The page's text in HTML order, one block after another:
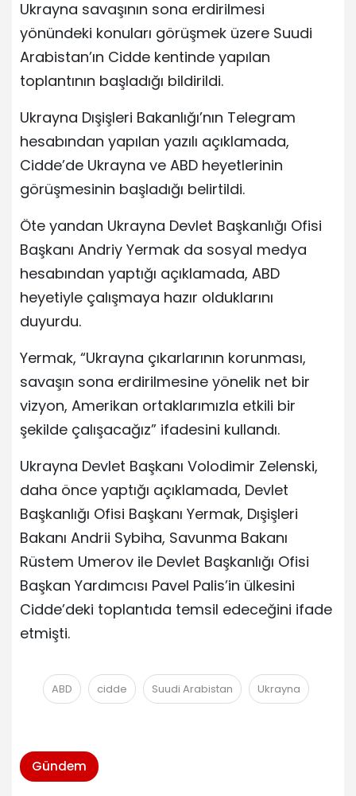
Ukrayna savaşının sona erdirilmesi
yönündeki konuları görüşmek üzere Suudi
Arabistan’ın Cidde kentinde yapılan
toplantının başladığı bildirildi.
Ukrayna Dışişleri Bakanlığı’nın Telegram
hesabından yapılan yazılı açıklamada,
Cidde’de Ukrayna ve ABD heyetlerinin
görüşmesinin başladığı belirtildi.
Öte yandan Ukrayna Devlet Başkanlığı Ofisi
Başkanı Andriy Yermak da sosyal medya
hesabından yaptığı açıklamada, ABD
heyetiyle çalışmaya hazır olduklarını
duyurdu.
Yermak, “Ukrayna çıkarlarının korunması,
savaşın sona erdirilmesine yönelik net bir
vizyon, Amerikan ortaklarımızla etkili bir
şekilde çalışacağız” ifadesini kullandı.
Ukrayna Devlet Başkanı Volodimir Zelenski,
daha önce yaptığı açıklamada, Devlet
Başkanlığı Ofisi Başkanı Yermak, Dışişleri
Bakanı Andrii Sybiha, Savunma Bakanı
Rüstem Umerov ile Devlet Başkanlığı Ofisi
Başkan Yardımcısı Pavel Palis’in ülkesini
Cidde’deki toplantıda temsil edeceğini ifade
etmişti.
ABD cidde Suudi Arabistan Ukrayna
Gündem